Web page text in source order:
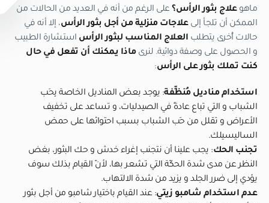
ماهوعلاج بثور الرأس؟ على الرغم من أنه في العديد من الحالات من
الممكن أن تلجأ إلىعلاجات منزلية من أجل بثور الرأس، إلا أنه في
حالات أُخرى يتطلب العلاج المناسب لبثور الرأس استشارة الطبيب
و الحصول على وصفة دوائية. لنرىماذا يمكنك أن تفعل في حال
كنت تملك بثور على الرأس:
استخدام مناديل مُنظِّفة: يوجد بعض المناديل الخاصة بِحَب
الشباب و التي تباع عادةً في الصيدليات، و تساعد على تخفيف
الأعراض و تقلل من حَب الشباب بسبب احتوائها على حمض
الساليسيلك.
تجنب الحك: يجب علينا أن نتجنب إغراء خدش و حك البثور، بغض
النظر عن مدى شدة الحكّة التي تشعر بها، لأنّ القيام بذلك سوف
يؤدي إلى ضرر الجلد و يزيد من شدة الالتهاب.
عدم استخدام شامبو زيتي: عند القيام باختيار شامبو من أجل بثور